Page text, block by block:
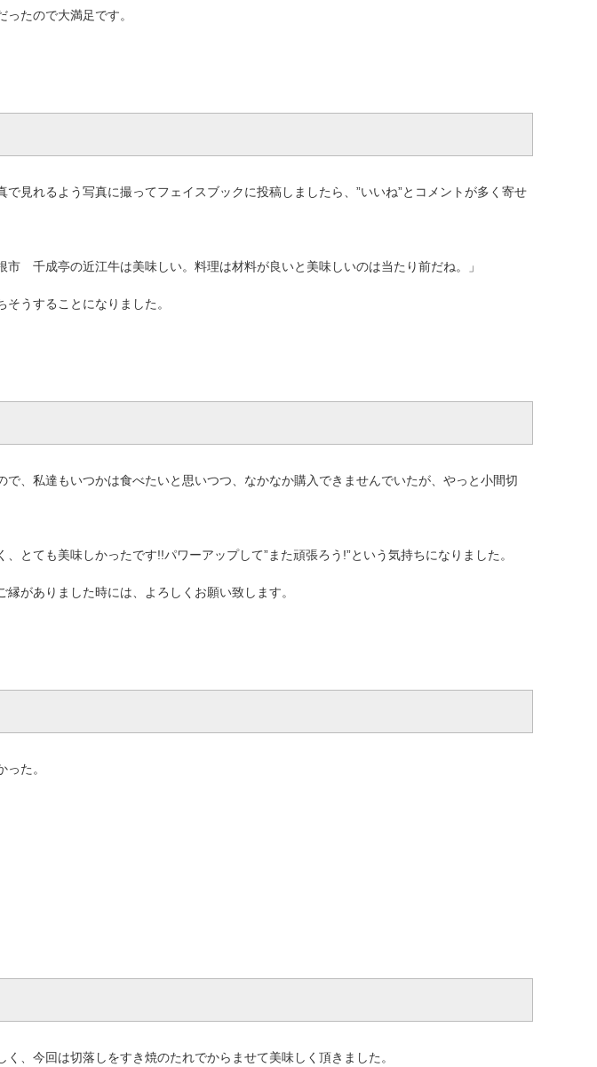
たので大満足です。
見れるよう写真に撮ってフェイスブックに投稿しましたら、”いいね”とコメントが多く寄せ
市 千成亭の近江牛は美味しい。料理は材料が良いと美味しいのは当たり前だね。」
うすることになりました。
、私達もいつかは食べたいと思いつつ、なかなか購入できませんでいたが、やっと小間切
とても美味しかったです!!パワーアップして”また頑張ろう!”という気持ちになりました。
がありました時には、よろしくお願い致します。
た。
、今回は切落しをすき焼のたれでからませて美味しく頂きました。